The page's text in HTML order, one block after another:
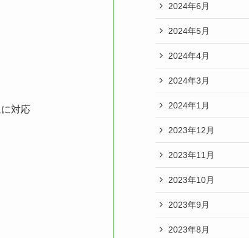
対応
2024年6月
2024年5月
2024年4月
2024年3月
2024年1月
2023年12月
2023年11月
2023年10月
2023年9月
2023年8月